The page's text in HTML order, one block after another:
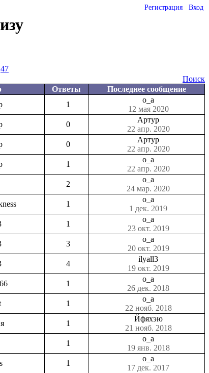
Регистрация Вход
47
Поиск
Ответы
Последнее сообщение
1
o_a
12 мая 2020
0
Артур
22 апр. 2020
0
Артур
22 апр. 2020
1
o_a
22 апр. 2020
2
o_a
24 мар. 2020
1
o_a
1 дек. 2019
1
o_a
23 окт. 2019
3
o_a
20 окт. 2019
4
ilyall3
19 окт. 2019
1
o_a
26 дек. 2018
1
o_a
22 нояб. 2018
1
Йфяхэю
21 нояб. 2018
1
o_a
19 янв. 2018
1
o_a
17 дек. 2017